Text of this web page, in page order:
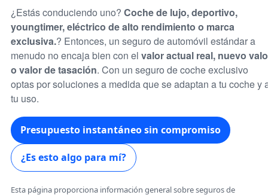
¿Estás conduciendo uno? Coche de lujo, deportivo,
youngtimer, eléctrico de alto rendimiento o marca
exclusiva.? Entonces, un seguro de automóvil estándar a
menudo no encaja bien con el valor actual real, nuevo
o valor de tasación. Con un seguro de coche exclusivo
optas por soluciones a medida que se adaptan a tu coche y
tu uso.
Presupuesto instantáneo sin compromiso
¿Es esto algo para mí?
Esta página proporciona información general sobre seguros de